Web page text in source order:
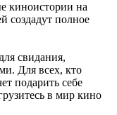
киноистории на
создадут полное
свидания,
Для всех, кто
подарить себе
в мир кино